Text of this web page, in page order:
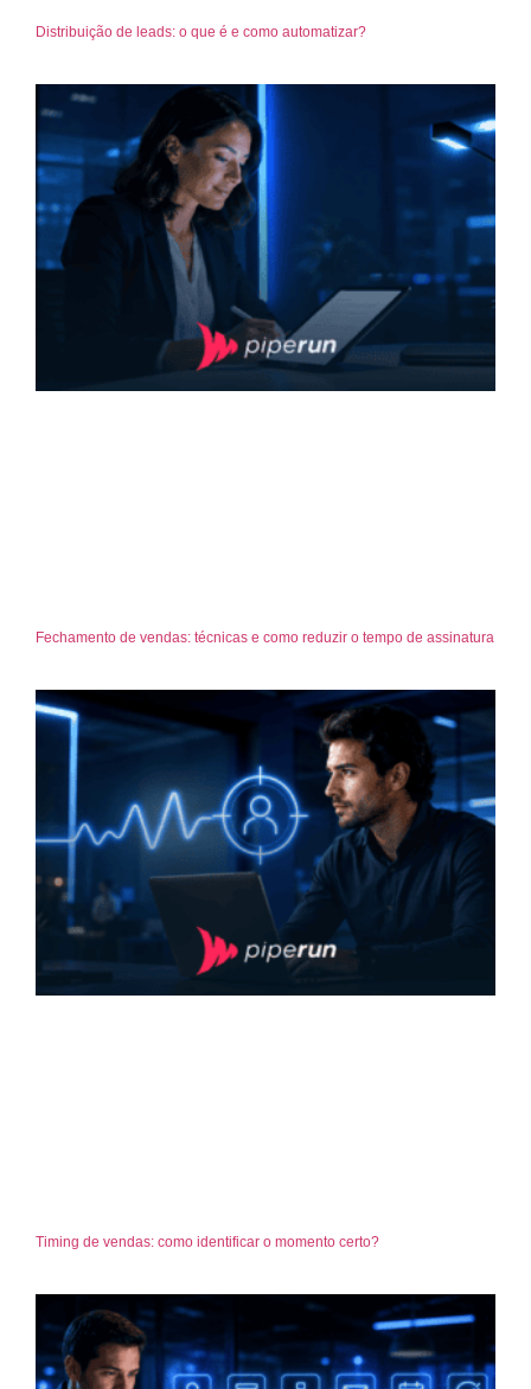
Distribuição de leads: o que é e como automatizar?
Fechamento de vendas: técnicas e como reduzir o tempo de assinatura
Timing de vendas: como identificar o momento certo?